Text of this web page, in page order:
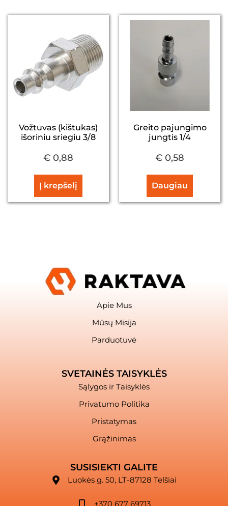
Vožtuvas (kištukas)
išoriniu sriegiu 3/8
€ 0,88
Į krepšelį
Greito pajungimo
jungtis 1/4
€ 0,58
Daugiau
Apie Mus
Mūsų Misija
Parduotuvė
SVETAINĖS TAISYKLĖS
Sąlygos ir Taisyklės
Privatumo Politika
Pristatymas
Grąžinimas
SUSISIEKTI GALITE
Luokės g. 50, LT-87128 Telšiai
+370 677 69713